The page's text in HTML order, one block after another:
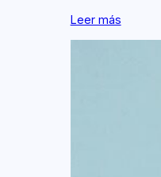
Leer más